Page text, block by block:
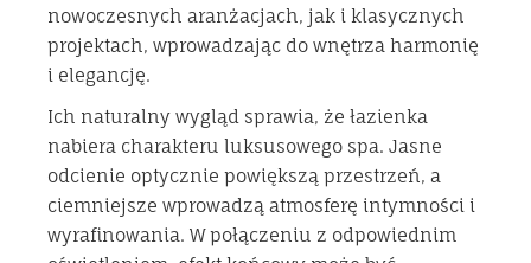
nowoczesnych aranżacjach, jak i klasycznych
projektach, wprowadzając do wnętrza harmonię
i elegancję.
Ich naturalny wygląd sprawia, że łazienka
nabiera charakteru luksusowego spa. Jasne
odcienie optycznie powiększą przestrzeń, a
ciemniejsze wprowadzą atmosferę intymności i
wyrafinowania. W połączeniu z odpowiednim